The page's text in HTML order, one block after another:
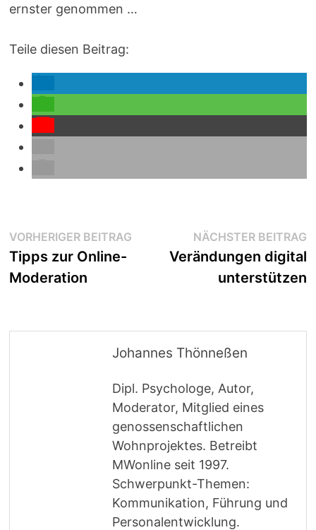
ernster genommen …
Teile diesen Beitrag:
Beitragsnavigation
VORHERIGER BEITRAG Vorheriger
Beitrag:
Tipps zur Online-
Moderation
NÄCHSTER BEITRAG
Verändungen digital
unterstützen
Johannes Thönneßen
Dipl. Psychologe, Autor,
Moderator, Mitglied eines
genossenschaftlichen
Wohnprojektes. Betreibt
MWonline seit 1997.
Schwerpunkt-Themen:
Kommunikation, Führung und
Personalentwicklung.